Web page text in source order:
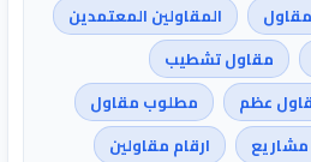
المقاولين المعتمدين
مقاول تشطيب
عظم
مطلوب مقاول
ارقام مقاولين